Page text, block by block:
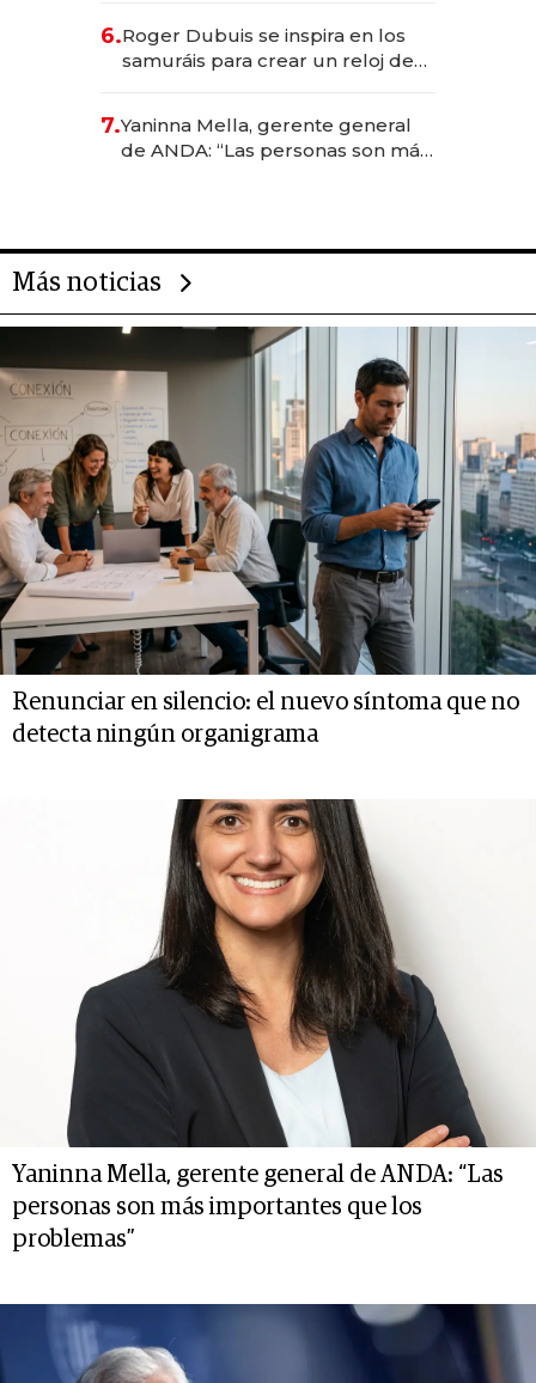
6.Roger Dubuis se inspira en los
samuráis para crear un reloj de
7.Yaninna Mella, gerente general
de ANDA: “Las personas son más
Más noticias
Renunciar en silencio: el nuevo síntoma que no
detecta ningún organigrama
Yaninna Mella, gerente general de ANDA: “Las
personas son más importantes que los
problemas”